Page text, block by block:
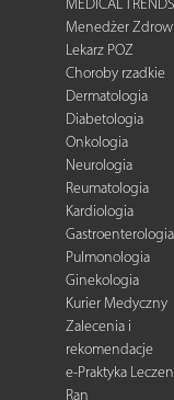
MEDICAL TRENDS
Menedżer
Lekarz POZ
Choroby rzadkie
Dermatologia
Diabetologia
Onkologia
Neurologia
Reumatologia
Kardiologia
Gastroenterologia
Pulmonologia
Ginekologia
Kurier Medyczny
Zalecenia i
rekomendacje
e-Praktyka
Ran